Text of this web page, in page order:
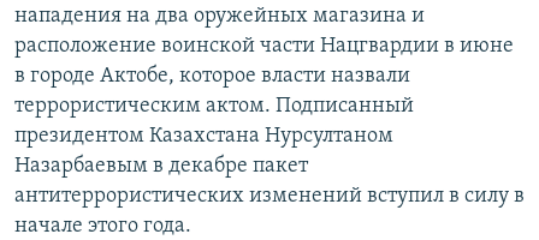
нападения на два оружейных магазина и
расположение воинской части Нацгвардии в июне
в городе Актобе, которое власти назвали
террористическим актом. Подписанный
президентом Казахстана Нурсултаном
Назарбаевым в декабре пакет
антитеррористических изменений вступил в силу в
начале этого года.